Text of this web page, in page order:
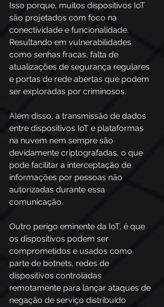
Isso porque, muitos dispositivos IoT
são projetados com foco na
conectividade e funcionalidade.
Resultando em vulnerabilidades
como senhas fracas, falta de
atualizações de segurança regulares
e portas de rede abertas que podem
ser exploradas por criminosos.
Além disso, a transmissão de dados
entre dispositivos IoT e plataformas
na nuvem nem sempre são
devidamente criptografadas, o que
pode facilitar a interceptação de
informações por pessoas não
autorizadas durante essa
comunicação.
Outro perigo eminente da IoT, é que
os dispositivos podem ser
comprometidos e usados como
parte de botnets, redes de
dispositivos controladas
remotamente para lançar ataques de
negação de serviço distribuído